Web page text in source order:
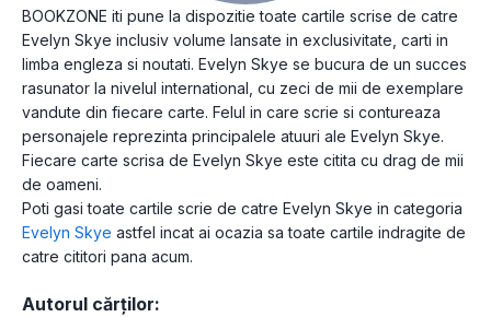
BOOKZONE iti pune la dispozitie toate cartile scrise de catre
Evelyn Skye inclusiv volume lansate in exclusivitate, carti in
limba engleza si noutati. Evelyn Skye se bucura de un succes
rasunator la nivelul international, cu zeci de mii de exemplare
vandute din fiecare carte. Felul in care scrie si contureaza
personajele reprezinta principalele atuuri ale Evelyn Skye.
Fiecare carte scrisa de Evelyn Skye este citita cu drag de mii
de oameni.
Poti gasi toate cartile scrie de catre Evelyn Skye in categoria
Evelyn Skye astfel incat ai ocazia sa toate cartile indragite de
catre cititori pana acum.
Autorul cărților: